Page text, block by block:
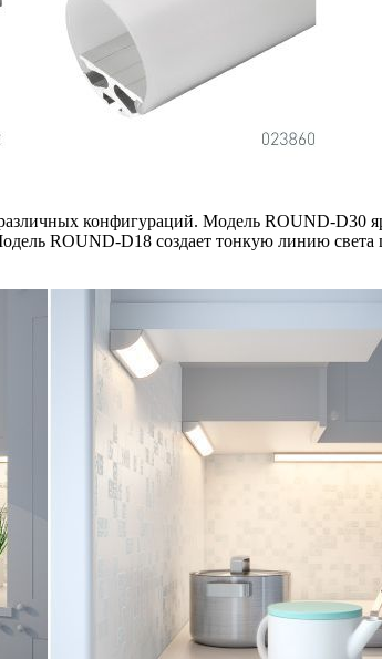
конфигураций. Модель ROUND-D30
ROUND-D18 создает тонкую линию